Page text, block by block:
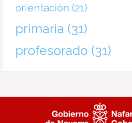
orientación (21)
primaria (31)
profesorado (31)